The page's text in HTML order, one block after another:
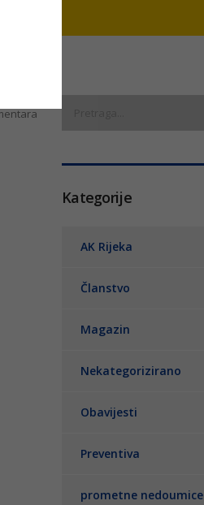
Kategorije
AK Rijeka
Članstvo
Magazin
Nekategorizirano
Obavijesti
Preventiva
prometne nedoumice